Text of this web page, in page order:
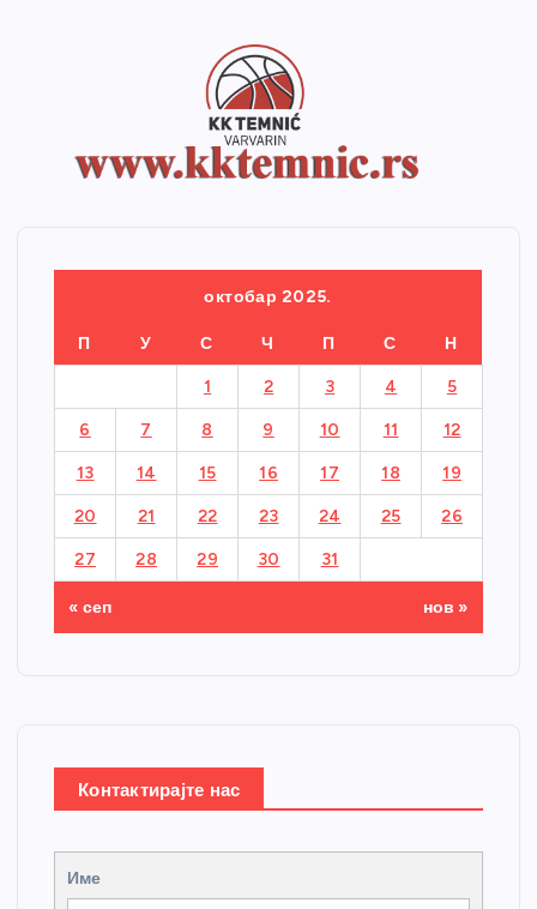
октобар 2025.
П У С Ч П С Н
1 2 3 4 5
6 7 8 9 10 11 12
13 14 15 16 17 18 19
20 21 22 23 24 25 26
27 28 29 30 31
« сеп нов »
Контактирајте нас
Име